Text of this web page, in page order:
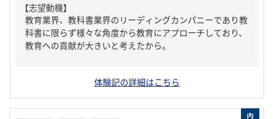
【志望動機】
教育業界、教科書業界のリーディングカンパニーであり教
科書に限らず様々な角度から教育にアプローチしており、
教育への貢献が大きいと考えたから。
体験記の詳細はこちら